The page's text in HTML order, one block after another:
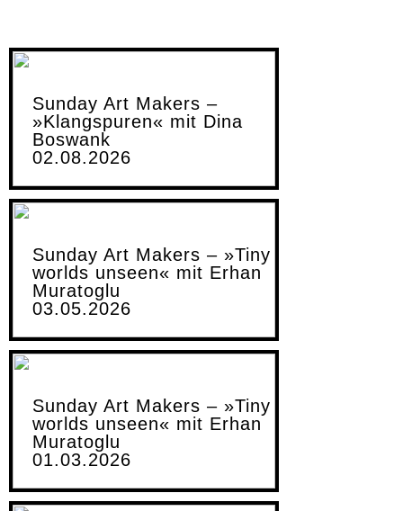
Sunday Art Makers –
»Klangspuren« mit Dina
Boswank
02.08.2026
Sunday Art Makers – »Tiny
worlds unseen« mit Erhan
Muratoglu
03.05.2026
Sunday Art Makers – »Tiny
worlds unseen« mit Erhan
Muratoglu
01.03.2026